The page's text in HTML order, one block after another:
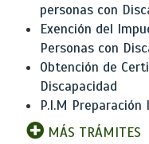
personas con
Exención del
Personas con
Obtención de
Discapacidad
P.I.M
MÁS TRÁMITES